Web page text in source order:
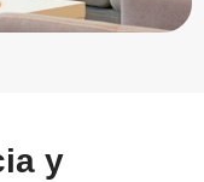
y